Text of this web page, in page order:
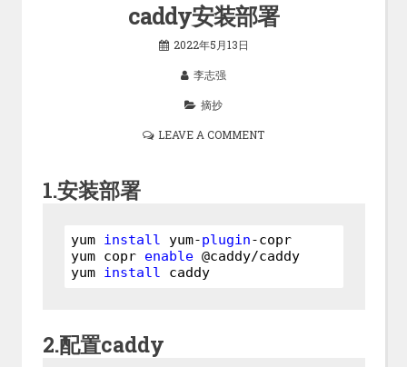
caddy安装部署
2022年5月13日
李志强
摘抄
LEAVE A COMMENT
1.安装部署
yum install yum-plugin-copr
yum copr enable @caddy/caddy
yum install caddy
2.配置caddy